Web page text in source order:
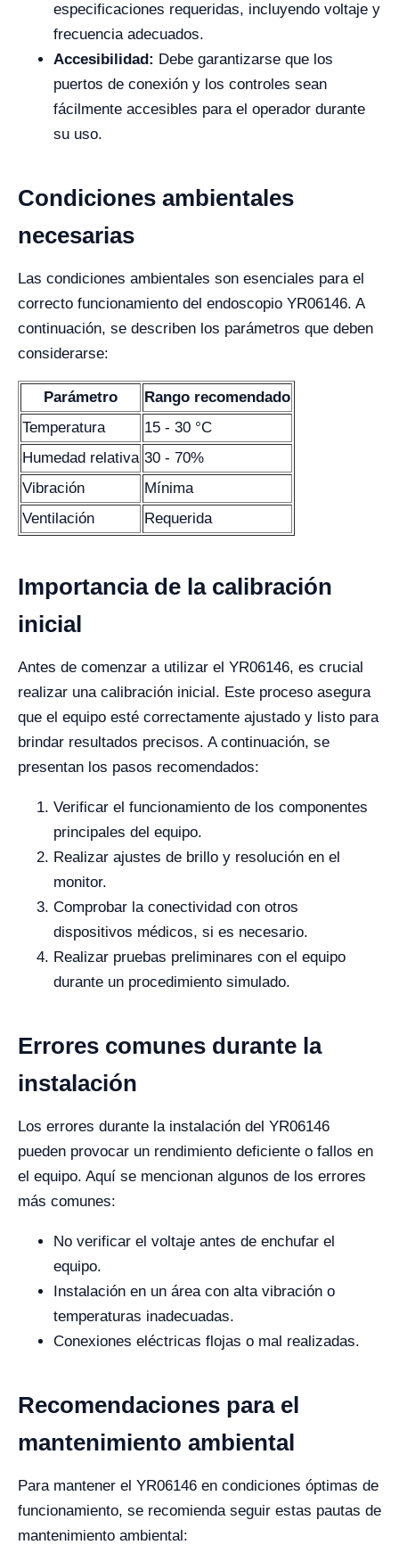
especificaciones requeridas, incluyendo voltaje y
frecuencia adecuados.
Accesibilidad: Debe garantizarse que los
puertos de conexión y los controles sean
fácilmente accesibles para el operador durante
su uso.
Condiciones ambientales
necesarias
Las condiciones ambientales son esenciales para el
correcto funcionamiento del endoscopio YR06146. A
continuación, se describen los parámetros que deben
considerarse:
Parámetro
Rango recomendado
Temperatura
15 - 30 °C
Humedad relativa 30 - 70%
Vibración
Mínima
Ventilación
Requerida
Importancia de la calibración
inicial
Antes de comenzar a utilizar el YR06146, es crucial
realizar una calibración inicial. Este proceso asegura
que el equipo esté correctamente ajustado y listo para
brindar resultados precisos. A continuación, se
presentan los pasos recomendados:
Verificar el funcionamiento de los componentes
principales del equipo.
Realizar ajustes de brillo y resolución en el
monitor.
Comprobar la conectividad con otros
dispositivos médicos, si es necesario.
Realizar pruebas preliminares con el equipo
durante un procedimiento simulado.
Errores comunes durante la
instalación
Los errores durante la instalación del YR06146
pueden provocar un rendimiento deficiente o fallos en
el equipo. Aquí se mencionan algunos de los errores
más comunes:
No verificar el voltaje antes de enchufar el
equipo.
Instalación en un área con alta vibración o
temperaturas inadecuadas.
Conexiones eléctricas flojas o mal realizadas.
Recomendaciones para el
mantenimiento ambiental
Para mantener el YR06146 en condiciones óptimas de
funcionamiento, se recomienda seguir estas pautas de
mantenimiento ambiental: